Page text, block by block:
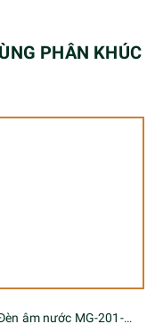
PHÂN KHÚC
Đèn âm nước MG-201-xx